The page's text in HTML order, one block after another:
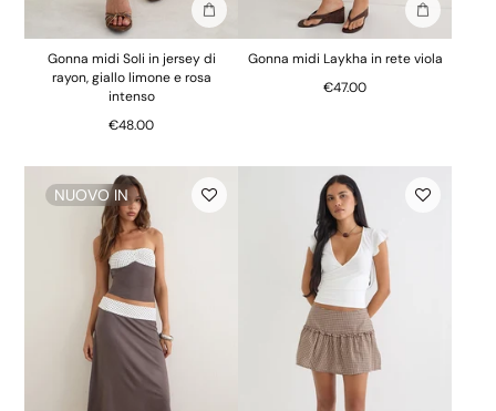
Aggiungi alla borsa
Gonna midi Soli in jersey di
rayon, giallo limone e rosa
intenso
€48.00
Aggiungi
Gonna midi Laykha in rete viola
€47.00
NUOVO IN